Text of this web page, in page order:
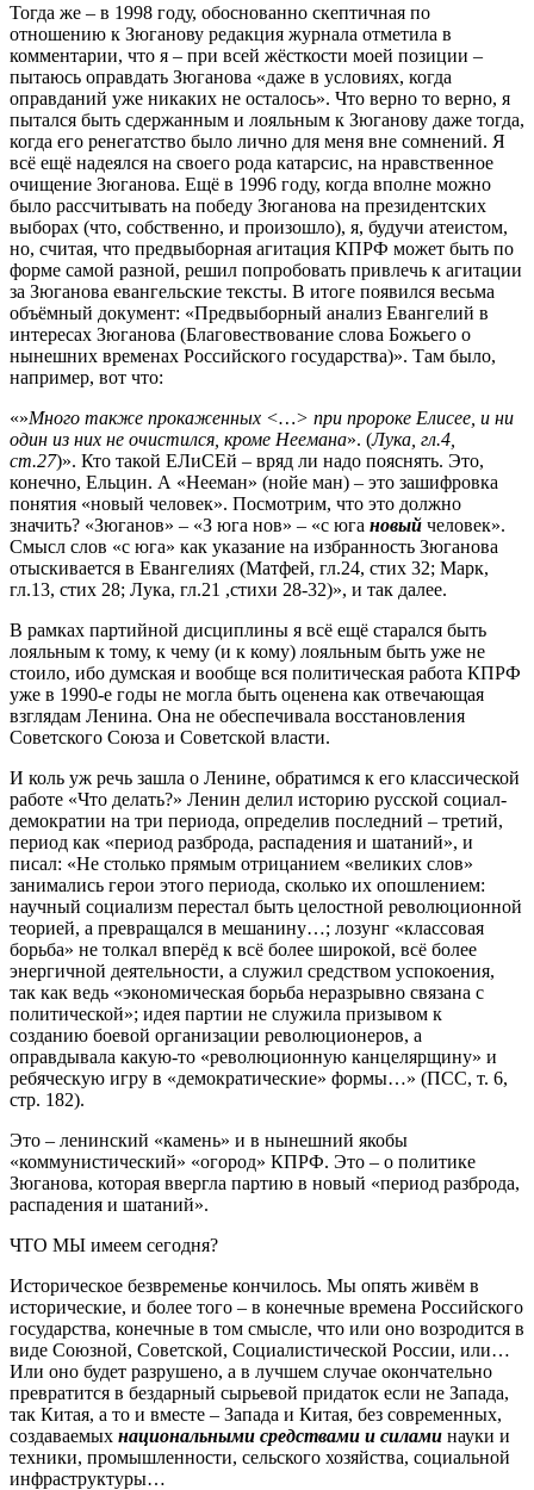
Тогда же – в 1998 году, обоснованно скептичная по
отношению к Зюганову редакция журнала отметила в
комментарии, что я – при всей жёсткости моей позиции –
пытаюсь оправдать Зюганова «даже в условиях, когда
оправданий уже никаких не осталось». Что верно то верно, я
пытался быть сдержанным и лояльным к Зюганову даже тогда,
когда его ренегатство было лично для меня вне сомнений. Я
всё ещё надеялся на своего рода катарсис, на нравственное
очищение Зюганова. Ещё в 1996 году, когда вполне можно
было рассчитывать на победу Зюганова на президентских
выборах (что, собственно, и произошло), я, будучи атеистом,
но, считая, что предвыборная агитация КПРФ может быть по
форме самой разной, решил попробовать привлечь к агитации
за Зюганова евангельские тексты. В итоге появился весьма
объёмный документ: «Предвыборный анализ Евангелий в
интересах Зюганова (Благовествование слова Божьего о
нынешних временах Российского государства)». Там было,
например, вот что:
«»Много также прокаженных <…> при пророке Елисее, и ни
один из них не очистился, кроме Неемана». (Лука, гл.4,
ст.27)». Кто такой ЕЛиСЕй – вряд ли надо пояснять. Это,
конечно, Ельцин. А «Нееман» (нойе ман) – это зашифровка
понятия «новый человек». Посмотрим, что это должно
значить? «Зюганов» – «З юга нов» – «с юга новый человек».
Смысл слов «с юга» как указание на избранность Зюганова
отыскивается в Евангелиях (Матфей, гл.24, стих 32; Марк,
гл.13, стих 28; Лука, гл.21 ,стихи 28-32)», и так далее.
В рамках партийной дисциплины я всё ещё старался быть
лояльным к тому, к чему (и к кому) лояльным быть уже не
стоило, ибо думская и вообще вся политическая работа КПРФ
уже в 1990-е годы не могла быть оценена как отвечающая
взглядам Ленина. Она не обеспечивала восстановления
Советского Союза и Советской власти.
И коль уж речь зашла о Ленине, обратимся к его классической
работе «Что делать?» Ленин делил историю русской социал-
демократии на три периода, определив последний – третий,
период как «период разброда, распадения и шатаний», и
писал: «Не столько прямым отрицанием «великих слов»
занимались герои этого периода, сколько их опошлением:
научный социализм перестал быть целостной революционной
теорией, а превращался в мешанину…; лозунг «классовая
борьба» не толкал вперёд к всё более широкой, всё более
энергичной деятельности, а служил средством успокоения,
так как ведь «экономическая борьба неразрывно связана с
политической»; идея партии не служила призывом к
созданию боевой организации революционеров, а
оправдывала какую-то «революционную канцелярщину» и
ребяческую игру в «демократические» формы…» (ПСС, т. 6,
стр. 182).
Это – ленинский «камень» и в нынешний якобы
«коммунистический» «огород» КПРФ. Это – о политике
Зюганова, которая ввергла партию в новый «период разброда,
распадения и шатаний».
ЧТО МЫ имеем сегодня?
Историческое безвременье кончилось. Мы опять живём в
исторические, и более того – в конечные времена Российского
государства, конечные в том смысле, что или оно возродится в
виде Союзной, Советской, Социалистической России, или…
Или оно будет разрушено, а в лучшем случае окончательно
превратится в бездарный сырьевой придаток если не Запада,
так Китая, а то и вместе – Запада и Китая, без современных,
создаваемых национальными средствами и силами науки и
техники, промышленности, сельского хозяйства, социальной
инфраструктуры…